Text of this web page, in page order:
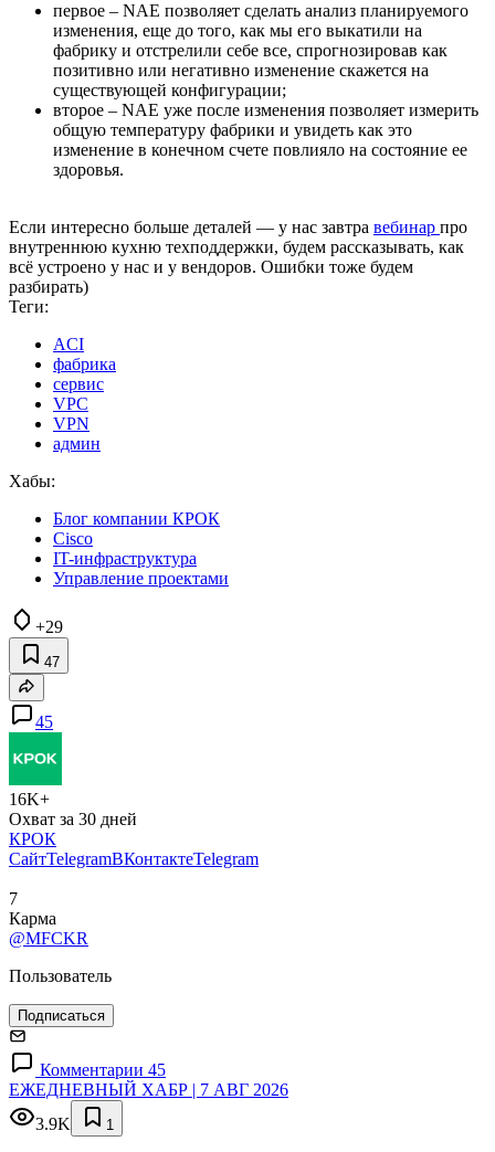
первое – NAE позволяет сделать анализ планируемого
изменения, еще до того, как мы его выкатили на
фабрику и отстрелили себе все, спрогнозировав как
позитивно или негативно изменение скажется на
существующей конфигурации;
второе – NAE уже после изменения позволяет измерить
общую температуру фабрики и увидеть как это
изменение в конечном счете повлияло на состояние ее
здоровья.
Если интересно больше деталей — у нас завтра вебинар про
внутреннюю кухню техподдержки, будем рассказывать, как
всё устроено у нас и у вендоров. Ошибки тоже будем
разбирать)
Теги:
ACI
фабрика
сервис
VPC
VPN
админ
Хабы:
Блог компании КРОК
Cisco
IT-инфраструктура
Управление проектами
+29
47
45
16K+
Охват за 30 дней
КРОК
СайтTelegramВКонтактеTelegram
7
Карма
@MFCKR
Пользователь
Подписаться
Комментарии 45
ЕЖЕДНЕВНЫЙ ХАБР | 7 АВГ 2026
3.9K
1